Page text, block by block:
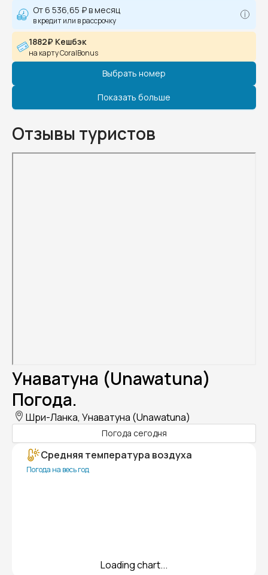
От6 536,65 ₽в месяц
в кредит или в рассрочку
1882₽ Кешбэк
на карту CoralBonus
Выбрать номер
Показать больше
Отзывы туристов
Унаватуна (Unawatuna)
Погода.
Шри-Ланка, Унаватуна (Unawatuna)
Погода сегодня
Средняя температура воздуха
Погода на весь год
Loading chart...